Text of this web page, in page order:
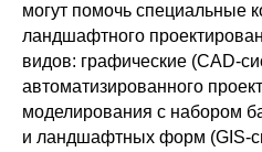
могут помочь специальные
ландшафтного
видов: графические (CAD-
автоматизированного
моделирования с набором
и ландшафтных форм (GIS-